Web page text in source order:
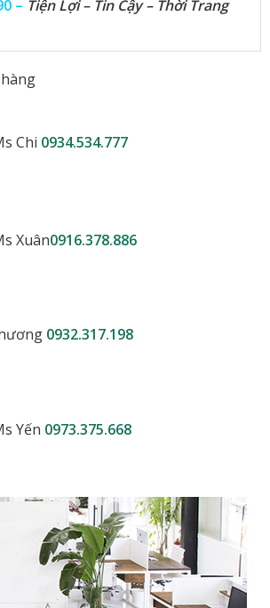
– Tiện Lợi – Tin Cậy – Thời Trang
Chi 0934.534.777
Xuân0916.378.886
0932.317.198
Yến 0973.375.668